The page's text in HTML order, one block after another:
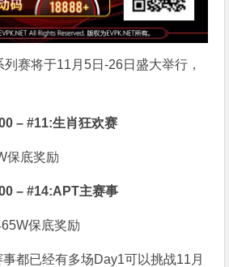
赛将于11月5日-26日盛大举行，
– #11:生肖狂欢赛
保底奖励
– #14:APT主赛事
保底奖励
都已经有多场Day1可以挑战11月